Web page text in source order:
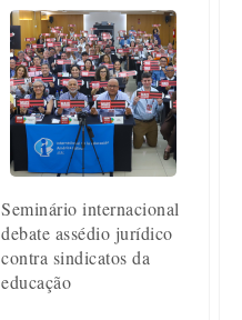
Seminário internacional
debate assédio jurídico
contra sindicatos da
educação